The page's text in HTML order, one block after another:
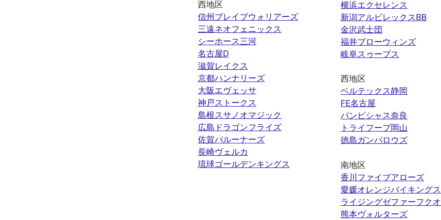
西地区
信州ブレイブウォリアーズ
三遠ネオフェニックス
シーホース三河
名古屋D
滋賀レイクス
京都ハンナリーズ
大阪エヴェッサ
神戸ストークス
島根スサノオマジック
広島ドラゴンフライズ
佐賀バルーナーズ
長崎ヴェルカ
琉球ゴールデンキングス
横浜エクセレンス
新潟アルビレックスBB
金沢武士団
福井ブローウィンズ
岐阜スゥープス
西地区
ベルテックス静岡
FE名古屋
バンビシャス奈良
トライフープ岡山
徳島ガンバロウズ
南地区
香川ファイブアローズ
愛媛オレンジバイキングス
ライジングゼファーフク
熊本ヴォルターズ